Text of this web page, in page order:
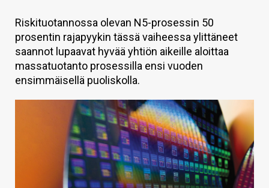
HINTA.FI
KAUPPA
VAIHDA TEEMA
Riskituotannossa olevan N5-prosessin 50
prosentin rajapyykin tässä vaiheessa ylittäneet
saannot lupaavat hyvää yhtiön aikeille aloittaa
massatuotanto prosessilla ensi vuoden
ensimmäisellä puoliskolla.